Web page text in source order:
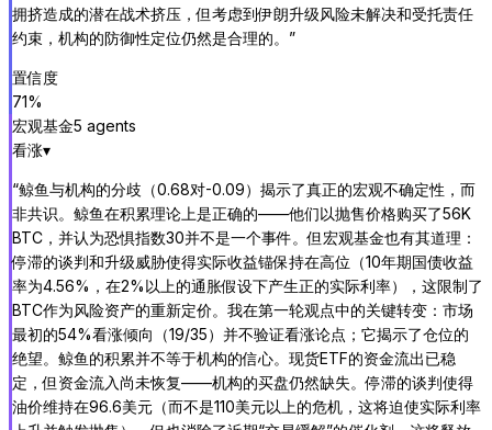
拥挤造成的潜在战术挤压，但考虑到伊朗升级风险未解决和受托责任
约束，机构的防御性定位仍然是合理的。 ”
置信度
71%
宏观基金5 agents
看涨▾
“鲸鱼与机构的分歧（0.68对-0.09）揭示了真正的宏观不确定性，而
非共识。鲸鱼在积累理论上是正确的——他们以抛售价格购买了56K
BTC，并认为恐惧指数30并不是一个事件。但宏观基金也有其道理：
停滞的谈判和升级威胁使得实际收益锚保持在高位（10年期国债收益
率为4.56%，在2%以上的通胀假设下产生正的实际利率），这限制了
BTC作为风险资产的重新定价。我在第一轮观点中的关键转变：市场
最初的54%看涨倾向（19/35）并不验证看涨论点；它揭示了仓位的
绝望。鲸鱼的积累并不等于机构的信心。现货ETF的资金流出已稳
定，但资金流入尚未恢复——机构的买盘仍然缺失。停滞的谈判使得
油价维持在96.6美元（而不是110美元以上的危机，这将迫使实际利率